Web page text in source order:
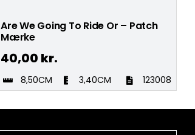
Are We Going To Ride Or – Patch
Mærke
40,00 kr.
8,50CM 3,40CM 123008